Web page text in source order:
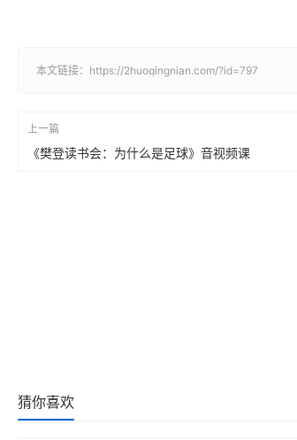
本文链接： https://2huoqingnian.com/?id=797
上一篇
《樊登读书会：为什么是足球》音视频课
猜你喜欢